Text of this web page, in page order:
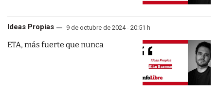
Ideas Propias 9 de octubre de 2024 - 20:51 h
ETA, más fuerte que nunca